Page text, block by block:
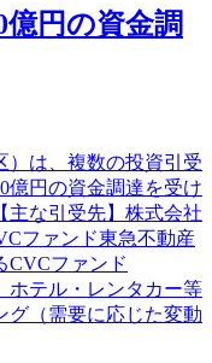
円の資金調
）は、複数の投資引受
億円の資金調達を受け
主な引受先】株式会社
ファンド東急不動産
CVCファンド
ホテル・レンタカー等
グ（需要に応じた変動